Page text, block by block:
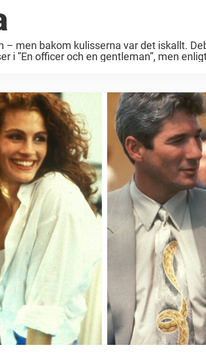
men bakom kulisserna var det iskallt.
i ”En officer och en gentleman”, men